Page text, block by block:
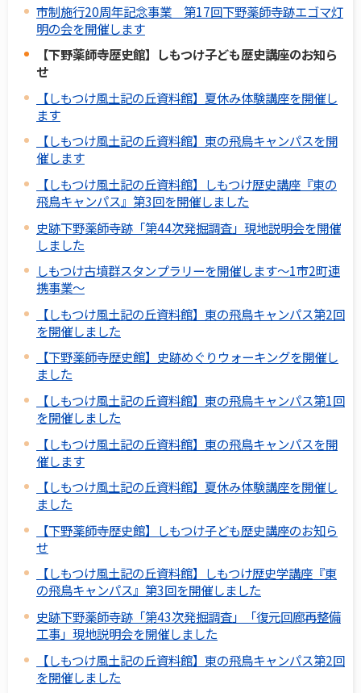
市制施行20周年記念事業 第17回下野薬師寺跡エゴマ灯
明の会を開催します
【下野薬師寺歴史館】しもつけ子ども歴史講座のお知ら
せ
【しもつけ風土記の丘資料館】夏休み体験講座を開催し
ます
【しもつけ風土記の丘資料館】東の飛鳥キャンパスを開
催します
【しもつけ風土記の丘資料館】しもつけ歴史講座『東の
飛鳥キャンパス』第3回を開催しました
史跡下野薬師寺跡「第44次発掘調査」現地説明会を開催
しました
しもつけ古墳群スタンプラリーを開催します～1市2町連
携事業～
【しもつけ風土記の丘資料館】東の飛鳥キャンパス第2回
を開催しました
【下野薬師寺歴史館】史跡めぐりウォーキングを開催し
ました
【しもつけ風土記の丘資料館】東の飛鳥キャンパス第1回
を開催しました
【しもつけ風土記の丘資料館】東の飛鳥キャンパスを開
催します
【しもつけ風土記の丘資料館】夏休み体験講座を開催し
ました
【下野薬師寺歴史館】しもつけ子ども歴史講座のお知ら
せ
【しもつけ風土記の丘資料館】しもつけ歴史学講座『東
の飛鳥キャンパス』第3回を開催しました
史跡下野薬師寺跡「第43次発掘調査」「復元回廊再整備
工事」現地説明会を開催しました
【しもつけ風土記の丘資料館】東の飛鳥キャンパス第2回
を開催しました